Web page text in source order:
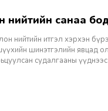
нийтийн санаа
нийтийн итгэл хэрхэн
шүүхийн шинэтгэлийн явцад
судалгааны